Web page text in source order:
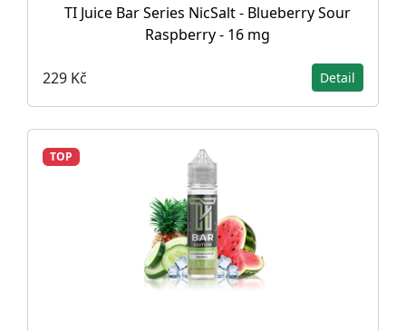
TI Juice Bar Series NicSalt - Blueberry Sour
Raspberry - 16 mg
229 Kč Detail
TOP